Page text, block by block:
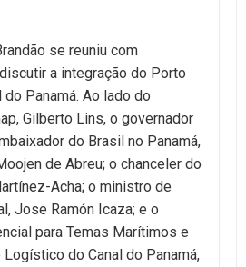
se reuniu com
a integração do Porto
Panamá. Ao lado do
Gilberto Lins, o governador
do Brasil no Panamá,
de Abreu; o chanceler do
Acha; o ministro de
Jose Ramón Icaza; e o
para Temas Marítimos e
do Canal do Panamá,